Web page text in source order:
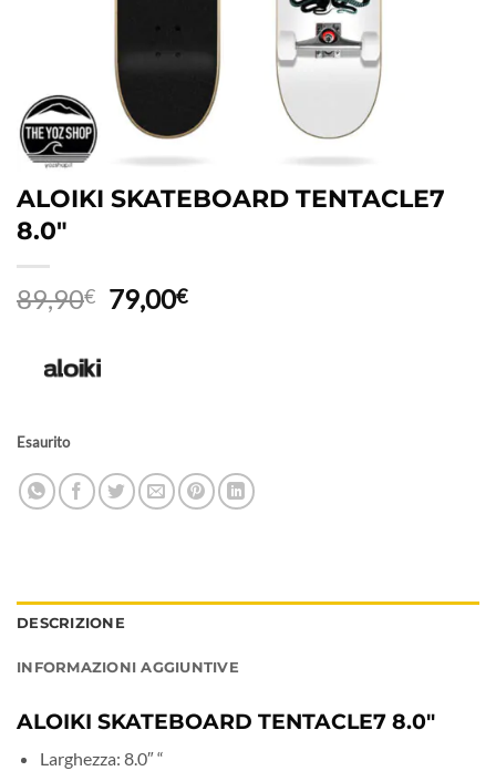
ALOIKI SKATEBOARD TENTACLE7
8.0″
89,90€ Il
prezzo
79,00€Il
Esaurito
DESCRIZIONE
INFORMAZIONI AGGIUNTIVE
ALOIKI SKATEBOARD TENTACLE7 8.0″
Larghezza: 8.0″ “